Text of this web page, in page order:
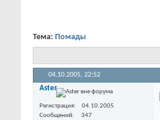
Тема: Помады
04.10.2005, 22:52
Aster
Регистрация
04.10.2005
Сообщений
347